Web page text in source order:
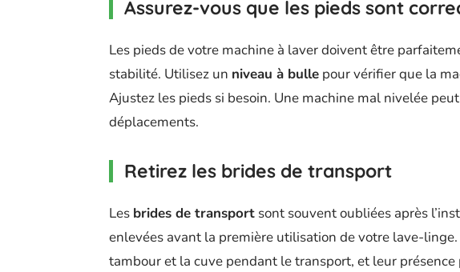
Assurez-vous que les pieds sont
Les pieds de votre machine à laver doivent être
stabilité. Utilisez un niveau à bulle pour vérifier que la
Ajustez les pieds si besoin. Une machine mal nivelée
déplacements.
Retirez les brides de transport
Les brides de transport sont souvent oubliées après
enlevées avant la première utilisation de votre lave-
tambour et la cuve pendant le transport, et leur